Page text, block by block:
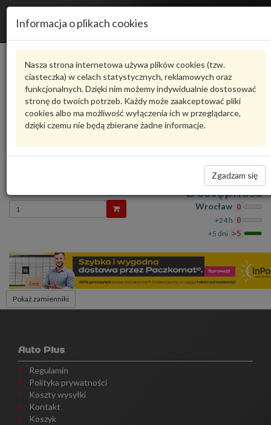
Informacja o plikach cookies
Nasza strona internetowa używa plików cookies (tzw.
ciasteczka) w celach statystycznych, reklamowych oraz
funkcjonalnych. Dzięki nim możemy indywidualnie dostosować
stronę do twoich potrzeb. Każdy może zaakceptować pliki
cookies albo ma możliwość wyłączenia ich w przeglądarce,
dzięki czemu nie będą zbierane żadne informacje.
Zgadzam się
Karta produktu
N91013001VAG
VAG - produkt oryginalny VW AUDI SEAT SKODA
Śruba obustr.z łbem 6-kątnym N91013001 VAG
Wprowadź
ilość
Dostępność
Wrocław 0
+24 h 0
+5 dni >5
Pokaż zamienniki
Auto Plus
Regulamin
Polityka prywatności
Koszty wysyłki
Kontakt
Koszyk